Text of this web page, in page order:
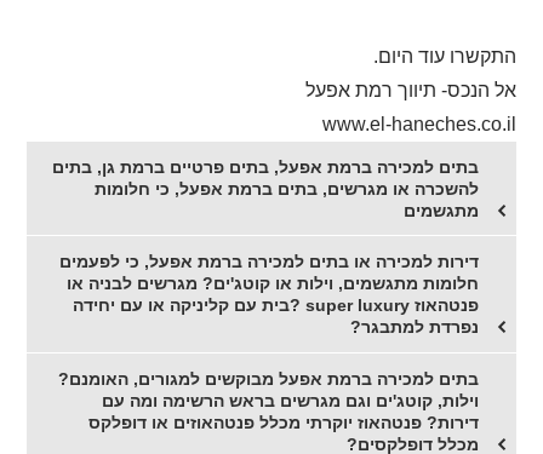
התקשרו עוד היום.
אל הנכס- תיווך רמת אפעל
www.el-haneches.co.il
בתים למכירה ברמת אפעל, בתים פרטיים ברמת גן, בתים
להשכרה או מגרשים, בתים ברמת אפעל, כי חלומות
מתגשמים
דירות למכירה או בתים למכירה ברמת אפעל, כי לפעמים
חלומות מתגשמים, וילות או קוטג'ים? מגרשים לבניה או
פנטהאוז super luxury ?בית עם קליניקה או עם יחידה
נפרדת למתבגר?
בתים למכירה ברמת אפעל מבוקשים למגורים, האומנם?
וילות, קוטג'ים וגם מגרשים בראש הרשימה ומה עם
דירות? פנטהאוז יוקרתי מכלל פנטהאוזים או דופלקס
מכלל דופלקסים?